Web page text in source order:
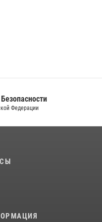
научная
боевого опыта